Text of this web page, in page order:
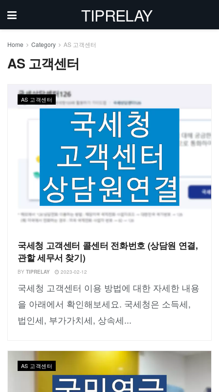
TIPRELAY
Home Category AS 고객센터
AS 고객센터
AS 고객센터
국세청 고객센터 콜센터 전화번호 (상담원 연결,
관할 세무서 찾기)
BY TIPRELAY 2023-02-12
국세청 고객센터 이용 방법에 대한 자세한 내용
을 아래에서 확인해보세요. 국세청은 소득세,
법인세, 부가가치세, 상속세...
AS 고객센터